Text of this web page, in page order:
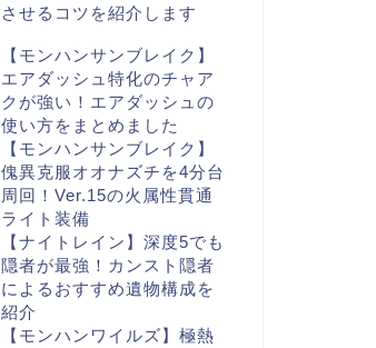
させるコツを紹介します
【モンハンサンブレイク】
エアダッシュ特化のチャア
クが強い！エアダッシュの
使い方をまとめました
【モンハンサンブレイク】
傀異克服オオナズチを4分台
周回！Ver.15の火属性貫通
ライト装備
【ナイトレイン】深度5でも
隠者が最強！カンスト隠者
によるおすすめ遺物構成を
紹介
【モンハンワイルズ】極熱